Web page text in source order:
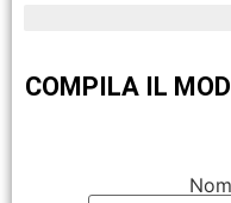
COMPILA IL